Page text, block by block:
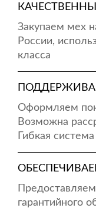
Закупаем мех
России,
класса
Оформляем
Возможна
Гибкая
гарантийного